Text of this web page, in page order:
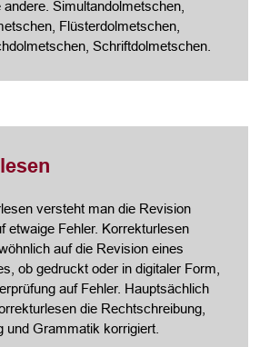
Simultandolmetschen,
Flüsterdolmetschen,
Schriftdolmetschen.
versteht man die Revision
etwaige Fehler. Korrekturlesen
auf die Revision eines
ob gedruckt oder in digitaler Form,
auf Fehler. Hauptsächlich
die Rechtschreibung,
und Grammatik korrigiert.